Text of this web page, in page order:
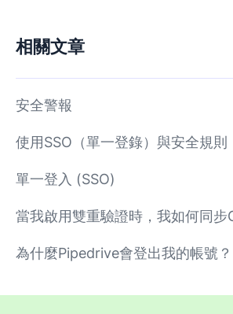
相關文章
安全警報
使用SSO（單一登錄）與安全規則
單一登入 (SSO)
當我啟用雙重驗證時，我如何同步
為什麼Pipedrive會登出我的帳號？